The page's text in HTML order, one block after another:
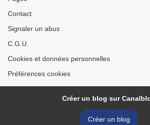
Contact
Signaler un abus
C.G.U.
Cookies et données personnelles
Préférences cookies
Créer un blog sur
Créer un blog